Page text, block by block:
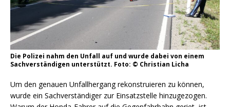
Die Polizei nahm den Unfall auf und wurde dabei von einem
Sachverständigen unterstützt. Foto: © Christian Licha
Um den genauen Unfallhergang rekonstruieren zu können,
wurde ein Sachverständiger zur Einsatzstelle hinzugezogen.